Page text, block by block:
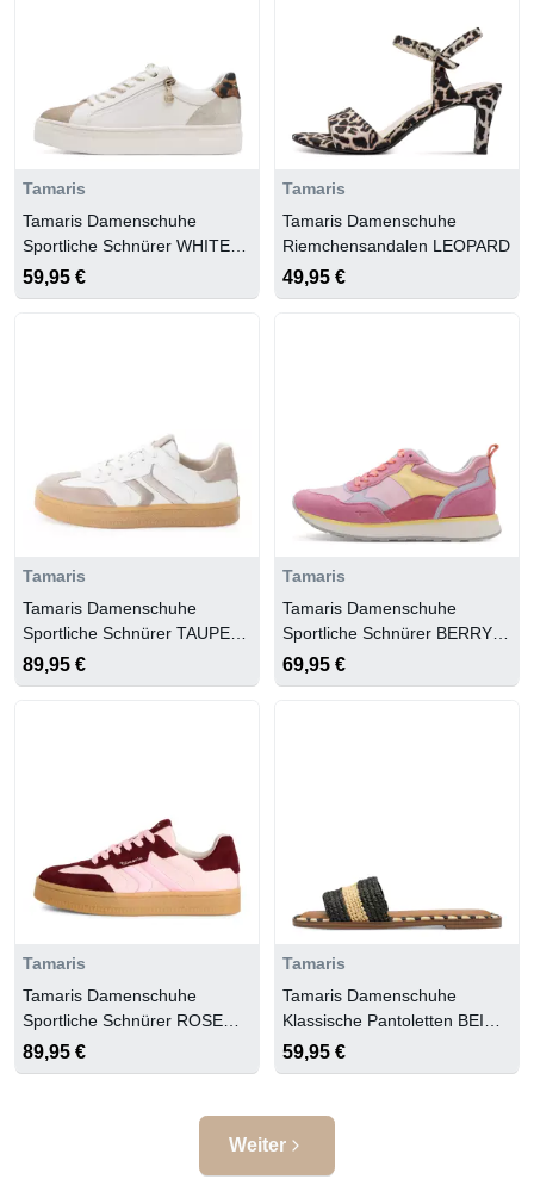
Tamaris
Tamaris Damenschuhe
Sportliche Schnürer WHITE
COMB
59,95 €
Tamaris
Tamaris Damenschuhe
Riemchensandalen LEOPARD
49,95 €
Tamaris
Tamaris Damenschuhe
Sportliche Schnürer TAUPE
COMB
89,95 €
Tamaris
Tamaris Damenschuhe
Sportliche Schnürer BERRY
COMB
69,95 €
Tamaris
Tamaris Damenschuhe
Sportliche Schnürer ROSE
COMB
89,95 €
Tamaris
Tamaris Damenschuhe
Klassische Pantoletten BEIGE
COMB
59,95 €
Weiter